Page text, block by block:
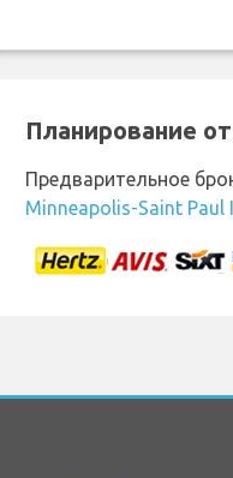
Планирование
Предварительное
Minneapolis-Saint